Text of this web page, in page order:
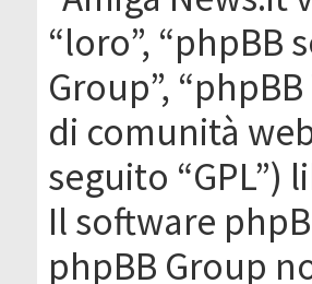
“loro”, “phpBB
Group”,
di comunità
seguito
Il software
phpBB Group